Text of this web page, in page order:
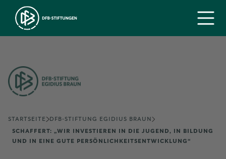
STARTSEITE
DFB-STIFTUNG EGIDIUS BRAUN
SCHAFFERT: „WIR INVESTIEREN IN DIE JUGEND, IN BILDUNG
UND IN EINE GUTE PERSÖNLICHKEITSENTWICKLUNG“